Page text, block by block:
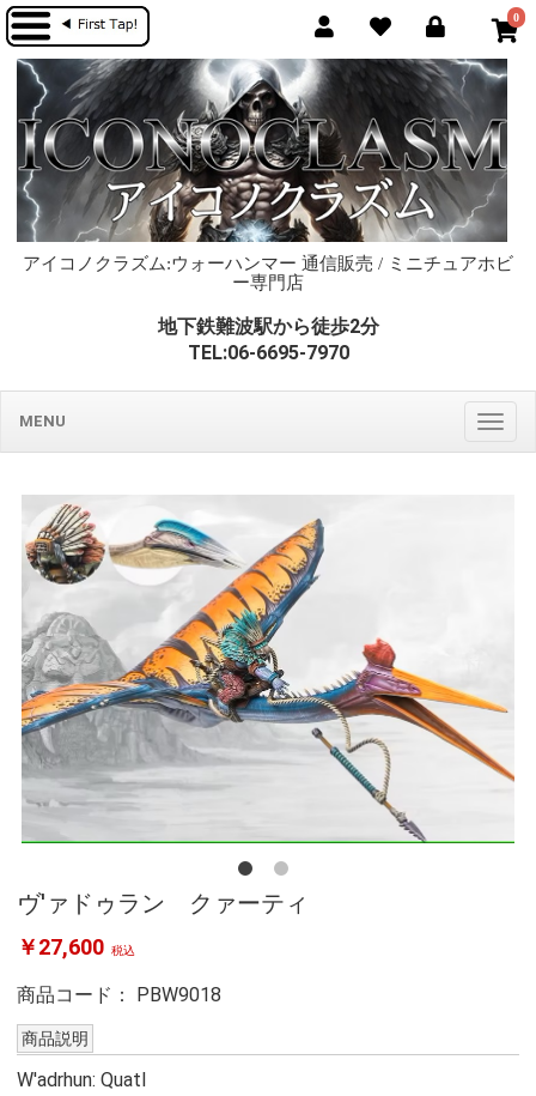
0
アイコノクラズム:ウォーハンマー 通信販売 / ミニチュアホビ
ー専門店
地下鉄難波駅から徒歩2分
TEL:06-6695-7970
MENU
ヴ'ァドゥラン クァーティ
￥27,600 税込
商品コード： PBW9018
商品説明
W'adrhun: Quatl